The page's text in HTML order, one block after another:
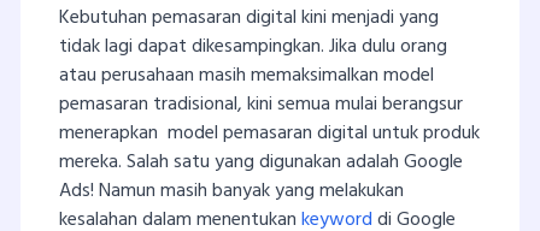
Kebutuhan pemasaran digital kini menjadi yang
tidak lagi dapat dikesampingkan. Jika dulu orang
atau perusahaan masih memaksimalkan model
pemasaran tradisional, kini semua mulai berangsur
menerapkan model pemasaran digital untuk produk
mereka. Salah satu yang digunakan adalah Google
Ads! Namun masih banyak yang melakukan
kesalahan dalam menentukankeyworddi Google